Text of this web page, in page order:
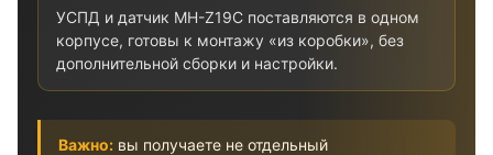
УСПД и датчик MH-Z19C поставляются в одном
корпусе, готовы к монтажу «из коробки», без
дополнительной сборки и настройки.
Важно: вы получаете не отдельный